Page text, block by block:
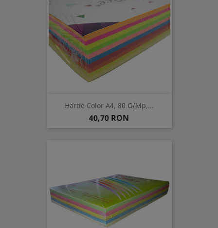
Hartie Color A4, 80 G/mp,...
Pret
40,70 RON